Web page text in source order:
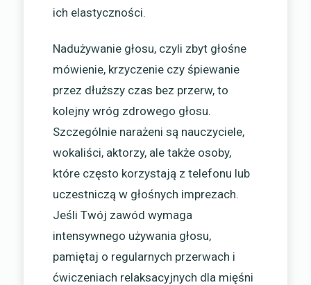
ich elastyczności.
Nadużywanie głosu, czyli zbyt głośne
mówienie, krzyczenie czy śpiewanie
przez dłuższy czas bez przerw, to
kolejny wróg zdrowego głosu.
Szczególnie narażeni są nauczyciele,
wokaliści, aktorzy, ale także osoby,
które często korzystają z telefonu lub
uczestniczą w głośnych imprezach.
Jeśli Twój zawód wymaga
intensywnego używania głosu,
pamiętaj o regularnych przerwach i
ćwiczeniach relaksacyjnych dla mięśni